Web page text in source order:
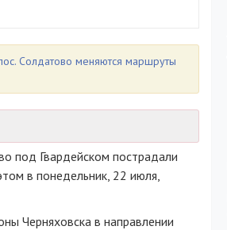
Солдатово меняются маршруты
под Гвардейском пострадали
в понедельник, 22 июля,
Черняховска в направлении